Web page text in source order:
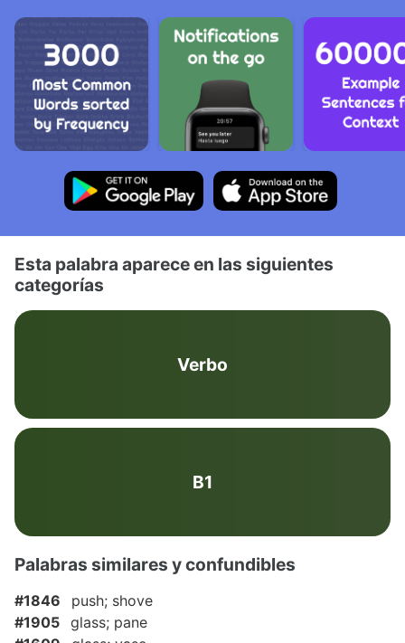
Esta palabra aparece en las siguientes
categorías
Verbo
B1
Palabras similares y confundibles
#1846
push; shove
#1905 glass; pane